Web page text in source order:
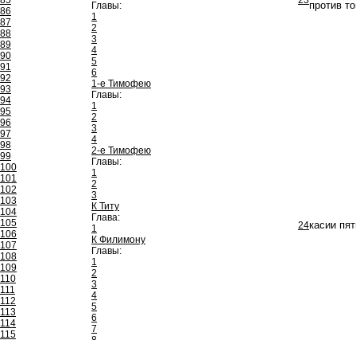
86
87
88
89
90
91
92
93
94
95
96
97
98
99
100
101
102
103
104
105
106
107
108
109
110
111
112
113
114
115
Главы:
1
2
3
4
5
6
1-е Тимофею
Главы:
1
2
3
4
2-е Тимофею
Главы:
1
2
3
К Титу
Глава:
1
К Филимону
Главы:
1
2
3
4
5
6
7
против
24касии